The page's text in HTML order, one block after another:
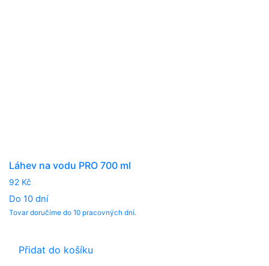
Láhev na vodu PRO 700 ml
92 Kč
Do 10 dní
Tovar doručíme do 10 pracovných dní.
Přidat do košíku